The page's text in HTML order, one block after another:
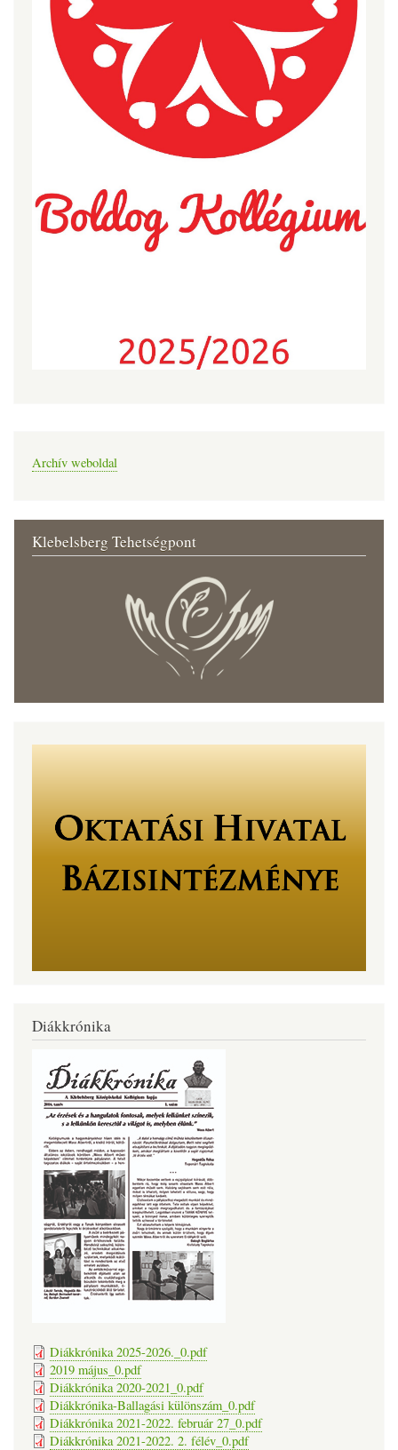
Archív weboldal
Klebelsberg Tehetségpont
Diákkrónika
Diákkrónika 2025-2026._0.pdf
2019 május_0.pdf
Diákkrónika 2020-2021_0.pdf
Diákkrónika-Ballagási különszám_0.pdf
Diákkrónika 2021-2022. február 27_0.pdf
Diákkrónika 2021-2022. 2. félév_0.pdf